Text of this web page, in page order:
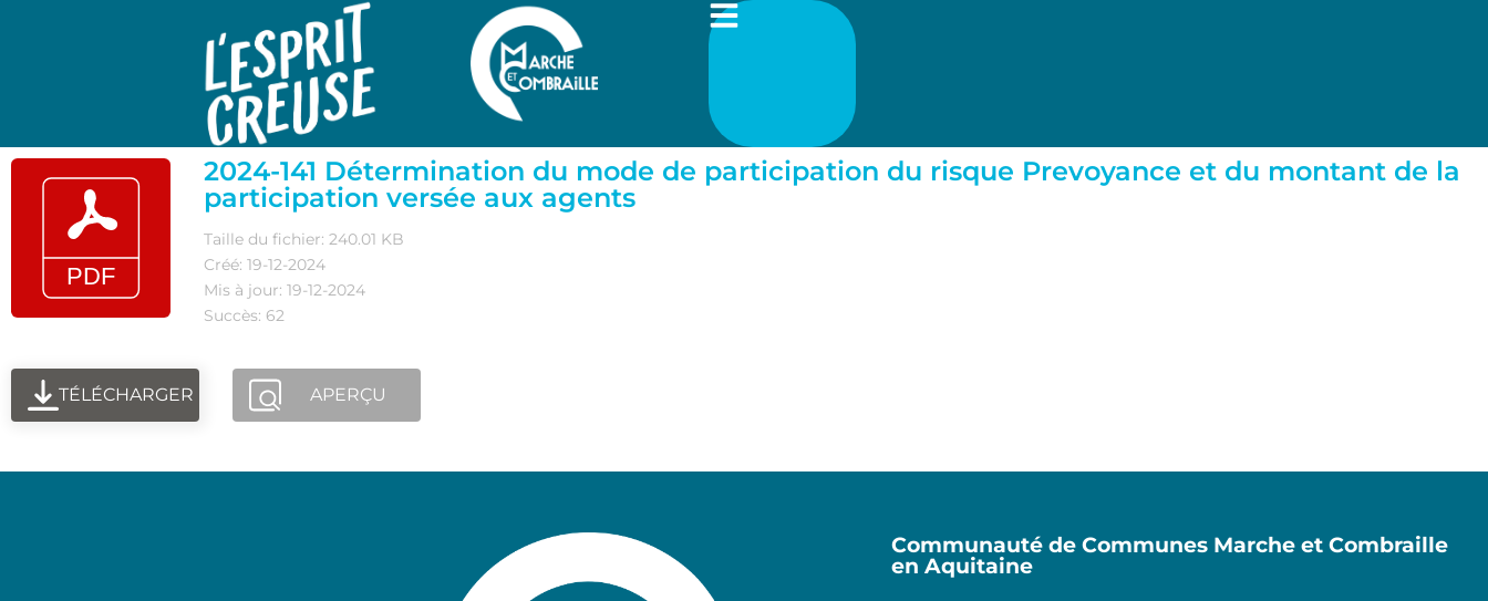
2024-141 Détermination du mode de participation du risque Prevoyance et du montant de la
participation versée aux agents
Taille du fichier: 240.01 KB
Créé: 19-12-2024
Mis à jour: 19-12-2024
Succès: 62
TÉLÉCHARGER APERÇU
Communauté de Communes Marche et Combraille
en Aquitaine